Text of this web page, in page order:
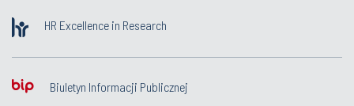
HR Excellence in Research
Biuletyn Informacji Publicznej